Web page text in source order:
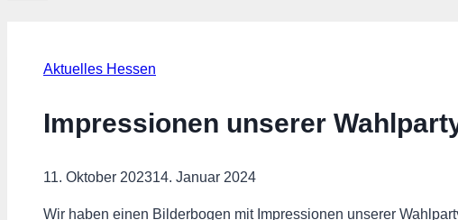
Aktuelles Hessen
Impressionen unserer
11. Oktober 202314. Januar 2024
Wir haben einen Bilderbogen mit Impressionen unserer